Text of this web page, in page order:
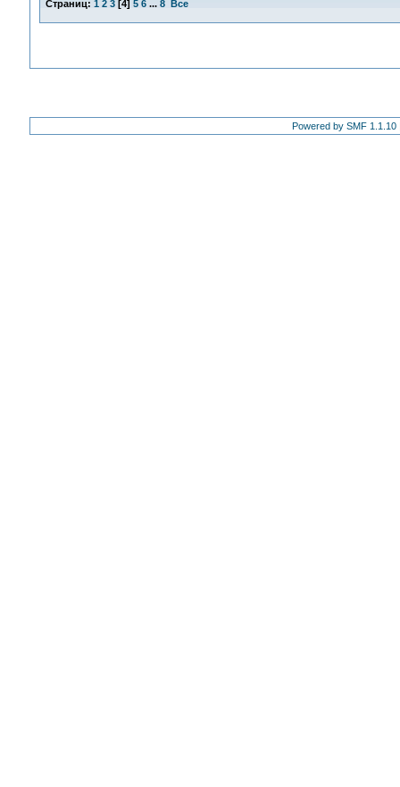
Страниц: 1 2 3[4] 5 6 ... 8 Все
Powered by SMF 1.1.10